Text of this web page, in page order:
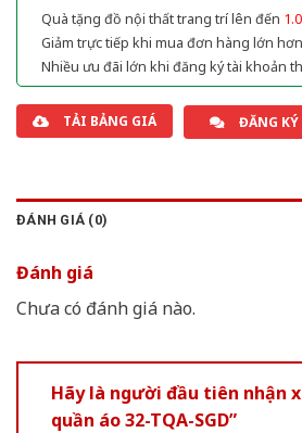
Quà tặng đồ nội thất trang trí lên đến
Giảm trực tiếp khi mua đơn hàng lớn hơn
Nhiều ưu đãi lớn khi đăng ký tài khoản
TẢI BẢNG GIÁ ĐĂNG
ĐÁNH GIÁ (0)
Đánh giá
Chưa có đánh giá nào.
Hãy là người đầu tiên nhận
quần áo 32-TQA-SGD”